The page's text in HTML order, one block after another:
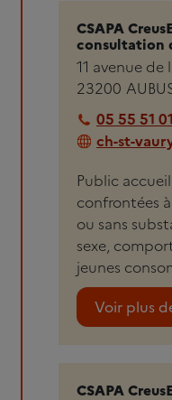
CSAPA
consultation
11 avenue
23200
05 55 51
ch-st-
Public
confrontées
ou sans
sexe,
jeunes
Voir plus
CSAPA